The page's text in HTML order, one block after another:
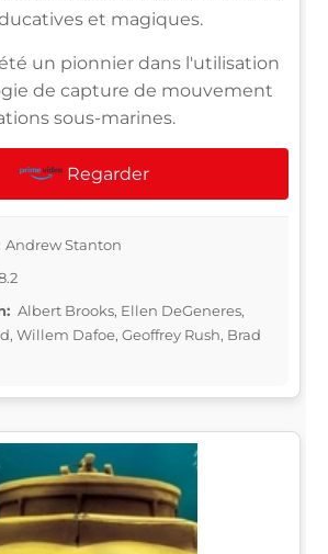
et magiques.
un pionnier dans l'utilisation
de capture de mouvement
sous-marines.
Regarder
Andrew Stanton
Albert Brooks, Ellen DeGeneres,
Willem Dafoe, Geoffrey Rush, Brad